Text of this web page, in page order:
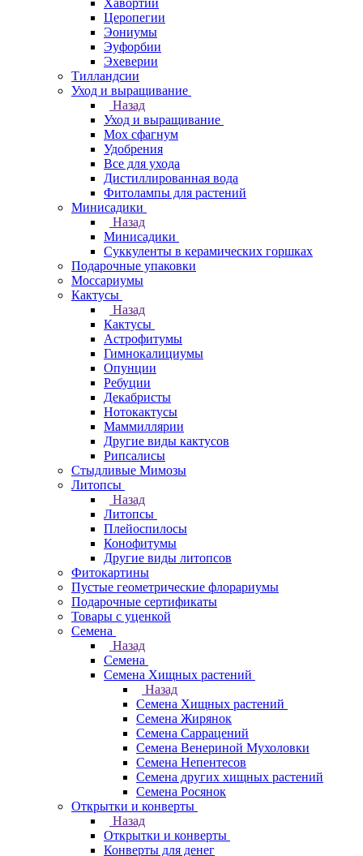
Хавортии
Церопегии
Эониумы
Эуфорбии
Эхеверии
Тилландсии
Уход и выращивание
Назад
Уход и выращивание
Мох сфагнум
Удобрения
Все для ухода
Дистиллированная вода
Фитолампы для растений
Минисадики
Назад
Минисадики
Суккуленты в керамических горшках
Подарочные упаковки
Моссариумы
Кактусы
Назад
Кактусы
Астрофитумы
Гимнокалициумы
Опунции
Ребуции
Декабристы
Нотокактусы
Маммиллярии
Другие виды кактусов
Рипсалисы
Стыдливые Мимозы
Литопсы
Назад
Литопсы
Плейоспилосы
Конофитумы
Другие виды литопсов
Фитокартины
Пустые геометрические флорариумы
Подарочные сертификаты
Товары с уценкой
Семена
Назад
Семена
Семена Хищных растений
Назад
Семена Хищных растений
Семена Жирянок
Семена Саррацений
Семена Венериной Мухоловки
Семена Непентесов
Семена других хищных растений
Семена Росянок
Открытки и конверты
Назад
Открытки и конверты
Конверты для денег